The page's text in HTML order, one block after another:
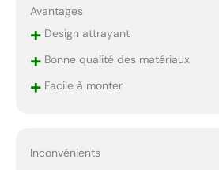
Avantages
+Design attrayant
+Bonne qualité des matériaux
+Facile à monter
Inconvénients